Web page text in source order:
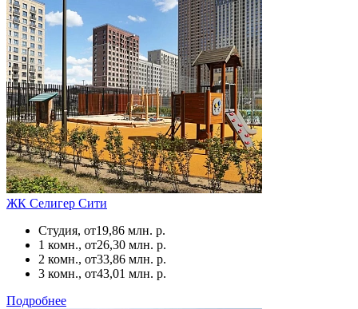
ЖК Селигер Сити
Студия, от19,86 млн. р.
1 комн., от26,30 млн. р.
2 комн., от33,86 млн. р.
3 комн., от43,01 млн. р.
Подробнее